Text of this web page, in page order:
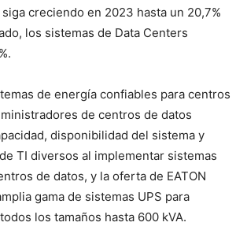
creciendo en 2023 hasta un 20,7%
los sistemas de Data Centers
de energía confiables para centros
de centros de datos
disponibilidad del sistema y
TI diversos al implementar sistemas
de datos, y la oferta de EATON
gama de sistemas UPS para
los tamaños hasta 600 kVA.